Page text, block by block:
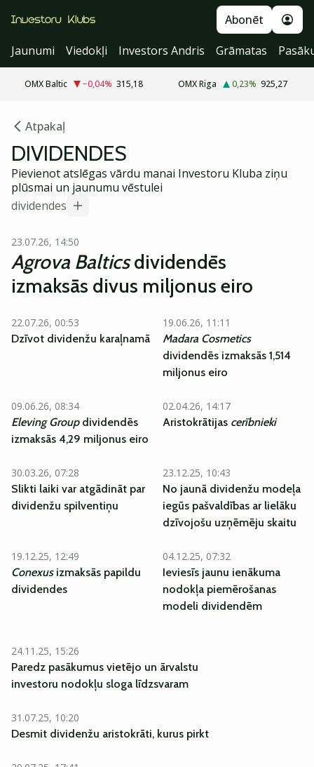
Abonēt
Jaunumi
Viedokļi Investors Andris Grāmatas
OMX Baltic −0,04% 315,18 OMX Riga 0,23% 925,27
Atpakaļ
DIVIDENDES
Pievienot atslēgas vārdu manai Investoru Kluba ziņu
plūsmai un jaunumu vēstulei
dividendes
23.07.26, 14:50
Agrova Balticsdividendēs
izmaksās divus miljonus eiro
22.07.26, 00:53
Dzīvot dividenžu karaļnamā
19.06.26, 11:11
Madara Cosmetics
dividendēs izmaksās 1,514
miljonus eiro
09.06.26, 08:34
Eleving Groupdividendēs
izmaksās 4,29 miljonus eiro
02.04.26, 14:17
Aristokrātijas cerībnieki
30.03.26, 07:28
Slikti laiki var atgādināt par
dividenžu spilventiņu
23.12.25, 10:43
No jaunā dividenžu modeļa
iegūs pašvaldības ar lielāku
dzīvojošu uzņēmēju skaitu
19.12.25, 12:49
Conexusizmaksās papildu
dividendes
04.12.25, 07:32
Ieviesīs jaunu ienākuma
nodokļa piemērošanas
modeli dividendēm
24.11.25, 15:26
Paredz pasākumus vietējo un ārvalstu
investoru nodokļu sloga līdzsvaram
31.07.25, 10:20
Desmit dividenžu aristokrāti, kurus pirkt